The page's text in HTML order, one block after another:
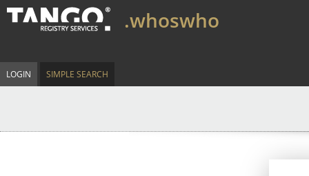
.whoswho
LOGIN SIMPLE SEARCH